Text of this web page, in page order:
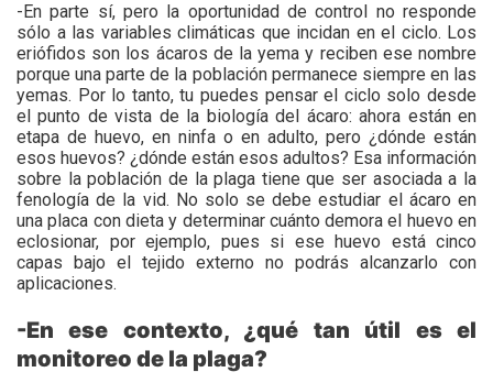
-En parte sí, pero la oportunidad de control no responde
sólo a las variables climáticas que incidan en el ciclo. Los
eriófidos son los ácaros de la yema y reciben ese nombre
porque una parte de la población permanece siempre en las
yemas. Por lo tanto, tu puedes pensar el ciclo solo desde
el punto de vista de la biología del ácaro: ahora están en
etapa de huevo, en ninfa o en adulto, pero ¿dónde están
esos huevos? ¿dónde están esos adultos? Esa información
sobre la población de la plaga tiene que ser asociada a la
fenología de la vid. No solo se debe estudiar el ácaro en
una placa con dieta y determinar cuánto demora el huevo en
eclosionar, por ejemplo, pues si ese huevo está cinco
capas bajo el tejido externo no podrás alcanzarlo con
aplicaciones.
-En ese contexto, ¿qué tan útil es el
monitoreo de la plaga?